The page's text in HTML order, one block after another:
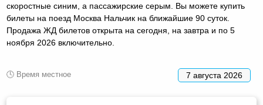
скоростные синим, а пассажирские серым. Вы можете купить
билеты на поезд Москва Нальчик на ближайшие 90 суток.
Продажа ЖД билетов открыта на сегодня, на завтра и по 5
ноября 2026 включительно.
🕓 Время местное 7 августа 2026